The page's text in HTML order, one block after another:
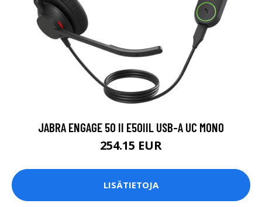
JABRA ENGAGE 50 II E50IIL USB-A UC MONO
254.15 EUR
LISÄTIETOJA